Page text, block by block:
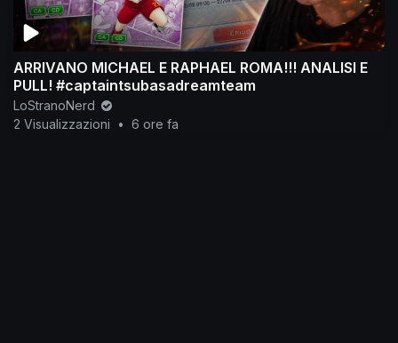
ARRIVANO MICHAEL E RAPHAEL ROMA!!! ANALISI E
PULL! #captaintsubasadreamteam
LoStranoNerd
2 Visualizzazioni
• 6 ore fa